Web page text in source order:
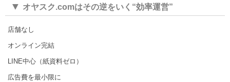
▼ オヤスク.comはその逆をいく“効率運営”
店舗なし
オンライン完結
LINE中心（紙資料ゼロ）
広告費を最小限に